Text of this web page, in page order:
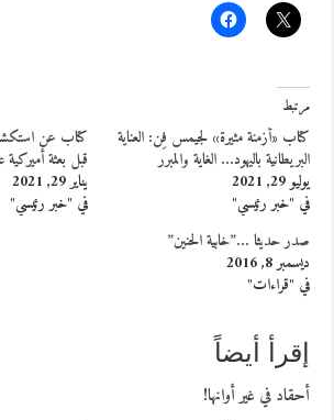
مرتبط
كتاب «أزمنة مثيرة» لجيمس فِن: العناية
البريطانية باليهود… الغاية والمبرر
يوليو 29, 2021
في "خبر رئيسي"
كتاب عن
قبل بعثة أميركية عام
يناير 29, 2021
في "خبر رئيسي"
صدر حديثا …”خابية الحنين”
ديسمبر 8, 2016
في "قراءات"
إقرأ أيضاً
أحقاد في غير أوانها!